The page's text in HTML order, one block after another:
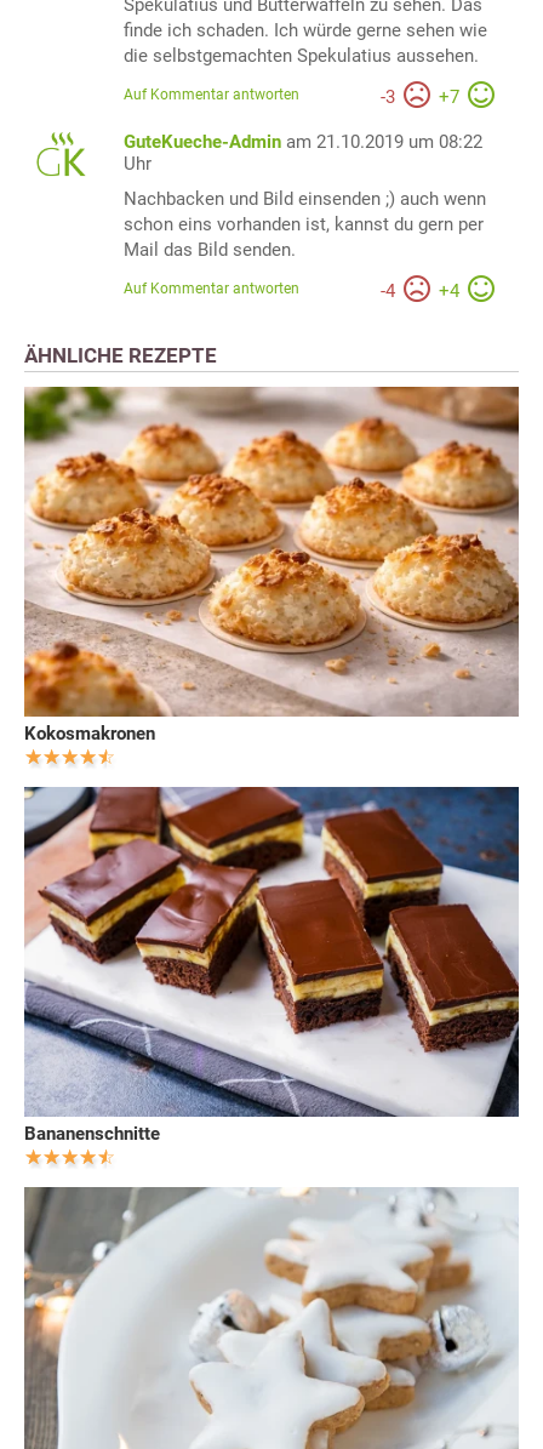
Spekulatius und Butterwaffeln zu sehen. Das
finde ich schaden. Ich würde gerne sehen wie
die selbstgemachten Spekulatius aussehen.
-3 +7
Auf Kommentar antworten
GuteKueche-Admin am 21.10.2019 um 08:22
Uhr
Nachbacken und Bild einsenden ;) auch wenn
schon eins vorhanden ist, kannst du gern per
Mail das Bild senden.
-4 +4
Auf Kommentar antworten
ÄHNLICHE REZEPTE
Kokosmakronen
Bananenschnitte